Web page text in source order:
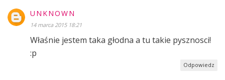
UNKNOWN
14 marca 2015 18:21
Właśnie jestem taka głodna a tu takie pysznosci!
:p
Odpowiedz